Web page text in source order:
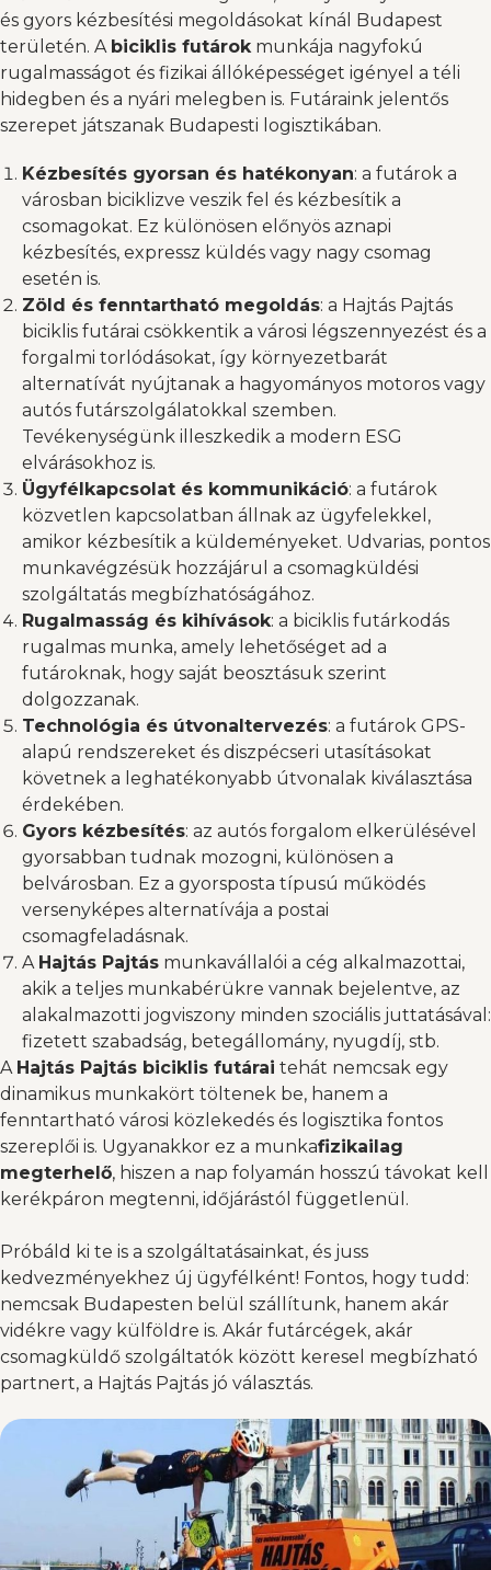
és gyors kézbesítési megoldásokat kínál Budapest
területén. A biciklis futárokmunkája nagyfokú
rugalmasságot és fizikai állóképességet igényel a téli
hidegben és a nyári melegben is. Futáraink jelentős
szerepet játszanak Budapesti logisztikában.
Kézbesítés gyorsan és hatékonyan: a futárok a
városban biciklizve veszik fel és kézbesítik a
csomagokat. Ez különösen előnyös aznapi
kézbesítés, expressz küldés vagy nagy csomag
esetén is.
Zöld és fenntartható megoldás: a Hajtás Pajtás
biciklis futárai csökkentik a városi légszennyezést és a
forgalmi torlódásokat, így környezetbarát
alternatívát nyújtanak a hagyományos motoros vagy
autós futárszolgálatokkal szemben.
Tevékenységünk illeszkedik a modern ESG
elvárásokhoz is.
Ügyfélkapcsolat és kommunikáció: a futárok
közvetlen kapcsolatban állnak az ügyfelekkel,
amikor kézbesítik a küldeményeket. Udvarias, pontos
munkavégzésük hozzájárul a csomagküldési
szolgáltatás megbízhatóságához.
Rugalmasság és kihívások: a biciklis futárkodás
rugalmas munka, amely lehetőséget ad a
futároknak, hogy saját beosztásuk szerint
dolgozzanak.
Technológia és útvonaltervezés: a futárok GPS-
alapú rendszereket és diszpécseri utasításokat
követnek a leghatékonyabb útvonalak kiválasztása
érdekében.
Gyors kézbesítés: az autós forgalom elkerülésével
gyorsabban tudnak mozogni, különösen a
belvárosban. Ez a gyorsposta típusú működés
versenyképes alternatívája a postai
csomagfeladásnak.
A Hajtás Pajtás munkavállalói a cég alkalmazottai,
akik a teljes munkabérükre vannak bejelentve, az
alakalmazotti jogviszony minden szociális juttatásával:
fizetett szabadság, betegállomány, nyugdíj, stb.
A Hajtás Pajtás biciklis futárai tehát nemcsak egy
dinamikus munkakört töltenek be, hanem a
fenntartható városi közlekedés és logisztika fontos
szereplői is. Ugyanakkor ez a munkafizikailag
megterhelő, hiszen a nap folyamán hosszú távokat kell
kerékpáron megtenni, időjárástól függetlenül.
Próbáld ki te is a szolgáltatásainkat, és juss
kedvezményekhez új ügyfélként! Fontos, hogy tudd:
nemcsak Budapesten belül szállítunk, hanem akár
vidékre vagy külföldre is. Akár futárcégek, akár
csomagküldő szolgáltatók között keresel megbízható
partnert, a Hajtás Pajtás jó választás.